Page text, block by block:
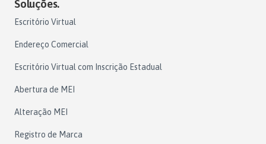
Soluções.
Escritório Virtual
Endereço Comercial
Escritório Virtual com Inscrição Estadual
Abertura de MEI
Alteração MEI
Registro de Marca